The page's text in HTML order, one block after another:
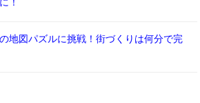
地図パズルに挑戦！街づくりは何分で完